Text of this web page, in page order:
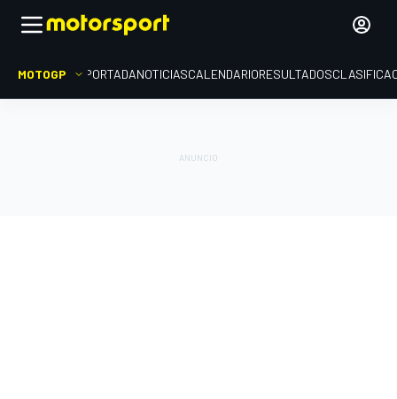
MOTOGP PORTADANOTICIASCALENDARIORESULTADOS